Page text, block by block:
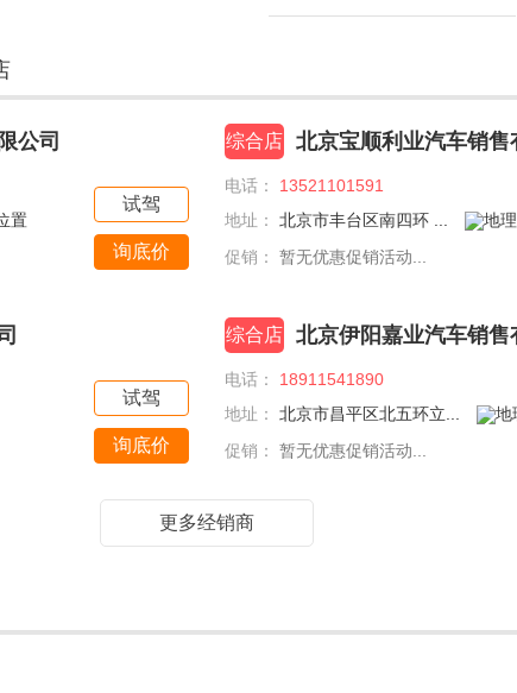
公司
试驾
询底价
综合店 北京宝顺利业汽车销售
电话：
13521101591
地址：
北京市丰台区南四环 ...
促销：
暂无优惠促销活动...
试驾
询底价
综合店 北京伊阳嘉业汽车销售
电话：
18911541890
地址：
北京市昌平区北五环立...
促销：
暂无优惠促销活动...
更多经销商